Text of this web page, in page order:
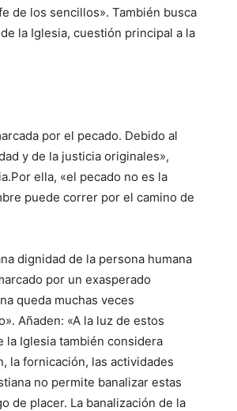
de los sencillos». También busca
la Iglesia, cuestión principal a la
por el pecado. Debido al
y de la justicia originales»,
ella, «el pecado no es la
puede correr por el camino de
dignidad de la persona humana
por un exasperado
queda muchas veces
Añaden: «A la luz de estos
Iglesia también considera
la fornicación, las actividades
no permite banalizar estas
de placer. La banalización de la